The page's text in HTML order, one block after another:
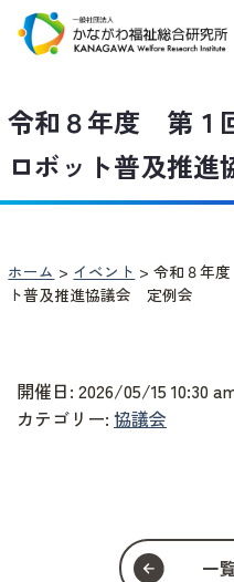
Skip
令和８年度 第１
ロボット普及推
ホーム > イベント >令和８年
ト普及推進協議会 定例会
開催日: 2026/05/15 10:30
カテゴリー: 協議会
一